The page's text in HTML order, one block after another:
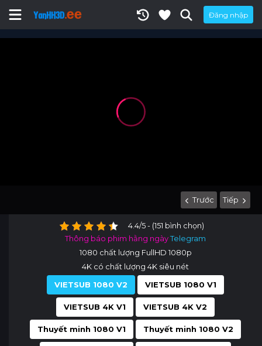
Đăng nhập
Trước Tiếp
4.4/5 - (151 bình chọn)
Thông báo phim hằng ngàyTelegram
1080 chất lượng FullHD 1080p
4K có chất lượng 4K siêu nét
VIETSUB 1080 V2
VIETSUB 1080 V1
VIETSUB 4K V1 VIETSUB 4K V2
Thuyết minh 1080 V1 Thuyết minh 1080 V2